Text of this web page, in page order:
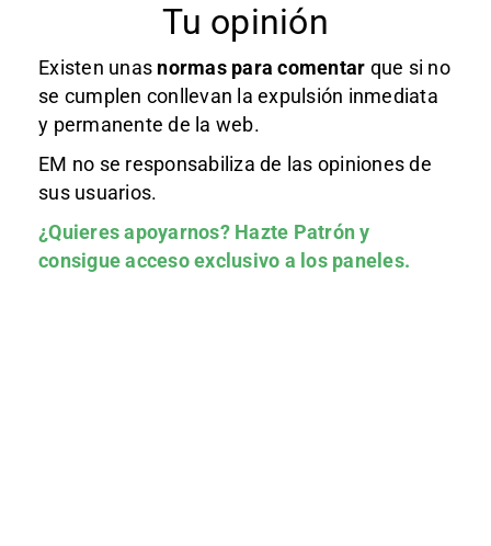
Tu opinión
Existen unas normas para comentar que si no
se cumplen conllevan la expulsión inmediata
y permanente de la web.
EM no se responsabiliza de las opiniones de
sus usuarios.
¿Quieres apoyarnos? Hazte Patróny
consigue acceso exclusivo a los paneles.